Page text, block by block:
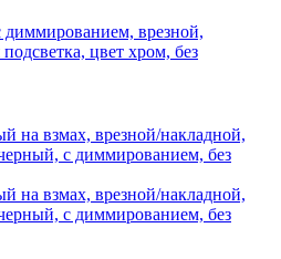
врезной,
цвет хром, без
на взмах, врезной/накладной,
с диммированием, без
на взмах, врезной/накладной,
с диммированием, без